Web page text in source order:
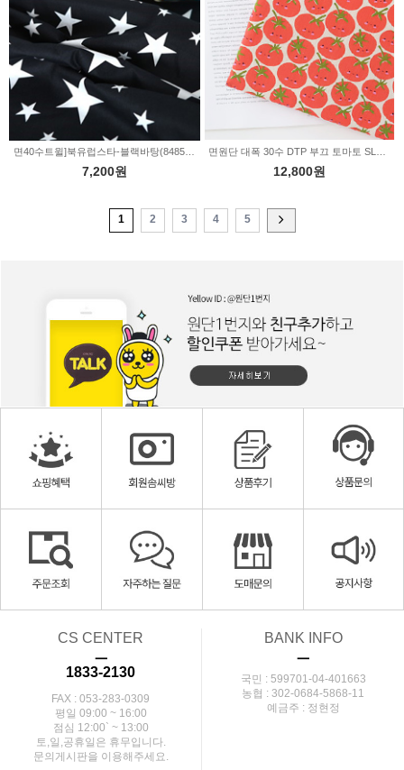
7,200원 12,800원
1 2 3 4 5
CS CENTER
ㅡ
1833-2130
FAX : 053-283-0309
평일 09:00 ~ 16:00
점심 12:00` ~ 13:00
토,일,공휴일은 휴무입니다.
문의게시판을 이용해주세요.
BANK INFO
ㅡ
국민 : 599701-04-401663
농협 : 302-0684-5868-11
예금주 : 정현정